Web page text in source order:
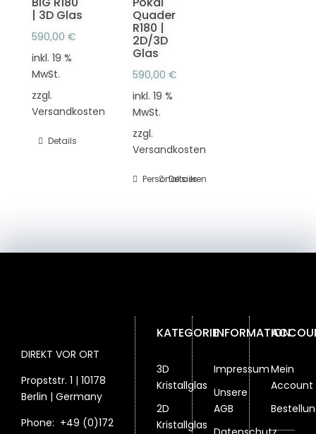
| 3D Glas
590,00 €
inkl. 19 %
MwSt.
zzgl.
Versandkosten
Details
Quader
R180 |
2D/3D
Glas
590,00 €
inkl. 19 %
MwSt.
zzgl.
Versandkosten
Personalisieren
Details
DIREKT VOR ORT
Propststr. 1 | 10178
Berlin | Germany
Phone: +49 (0)172
KATEGORIE
3D
Kristallglas
2D
Kristallglas
INFORMATION
Impressum
Unsere
AGB
Mein
Account